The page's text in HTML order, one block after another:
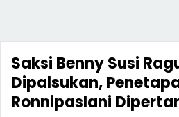
Saksi Benny Susi
Dipalsukan,
Ronnipaslani